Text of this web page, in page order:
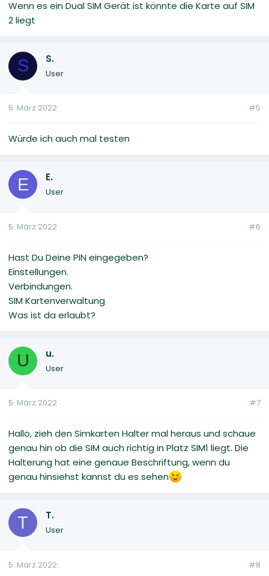
Wenn es ein Dual SIM Gerät ist könnte die Karte auf SIM
2 liegt
S S.
User
5. März 2022 #5
Würde ich auch mal testen
E E.
User
5. März 2022 #6
Hast Du Deine PIN eingegeben?
Einstellungen.
Verbindungen.
SIM Kartenverwaltung
Was ist da erlaubt?
U u.
User
5. März 2022 #7
Hallo, zieh den Simkarten Halter mal heraus und schaue
genau hin ob die SIM auch richtig in Platz SIM1 liegt. Die
Halterung hat eine genaue Beschriftung, wenn du
genau hinsiehst kannst du es sehen
T T.
User
5. März 2022 #8